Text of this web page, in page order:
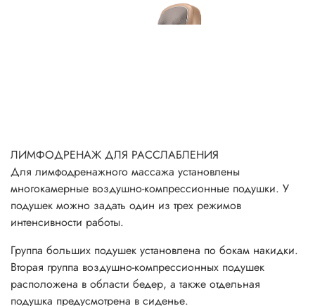
ЛИМФОДРЕНАЖ ДЛЯ РАССЛАБЛЕНИЯ
Для лимфодренажного массажа установлены
многокамерные воздушно-компрессионные подушки. У
подушек можно задать один из трех режимов
интенсивности работы.
Группа больших подушек установлена по бокам накидки.
Вторая группа воздушно-компрессионных подушек
расположена в области бедер, а также отдельная
подушка предусмотрена в сиденье.